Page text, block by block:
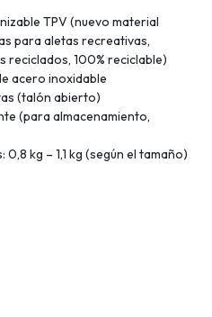
TPV (nuevo material
para aletas recreativas,
reciclados, 100% reciclable)
acero inoxidable
(talón abierto)
(para almacenamiento,
kg – 1,1 kg (según el tamaño)